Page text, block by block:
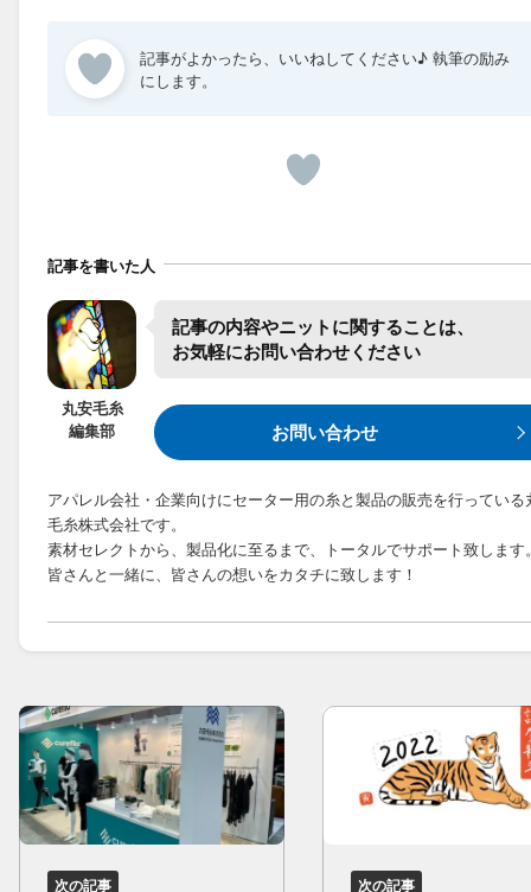
記事を書いた人
丸安毛糸
編集部
記事の​内容や​ニットに​関する​ことは、​
お気軽に​お問い合わせ​ください
お問い合わせ
アパレル会社・企業向けにセーター用の糸と製品の販売を行っている
毛糸株式会社です。
素材セレクトから、製品化に至るまで、トータルでサポート致します
皆さんと一緒に、皆さんの想いをカタチに致します！
次の記事 次の記事